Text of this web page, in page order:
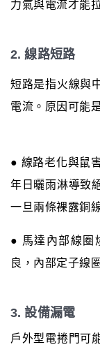
力氣與電流才能
2. 線路短路
短路是指火線與
電流。原因可能
● 線路老化與鼠
年日曬雨淋導致
一旦兩條裸露銅
● 馬達內部線圈
良，內部定子線
3. 設備漏電
戶外型電捲門可